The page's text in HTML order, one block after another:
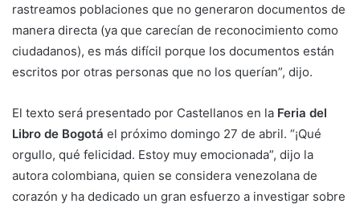
rastreamos poblaciones que no generaron documentos de
manera directa (ya que carecían de reconocimiento como
ciudadanos), es más difícil porque los documentos están
escritos por otras personas que no los querían”, dijo.
El texto será presentado por Castellanos en la Feria del
Libro de Bogotá el próximo domingo 27 de abril. “¡Qué
orgullo, qué felicidad. Estoy muy emocionada”, dijo la
autora colombiana, quien se considera venezolana de
corazón y ha dedicado un gran esfuerzo a investigar sobre